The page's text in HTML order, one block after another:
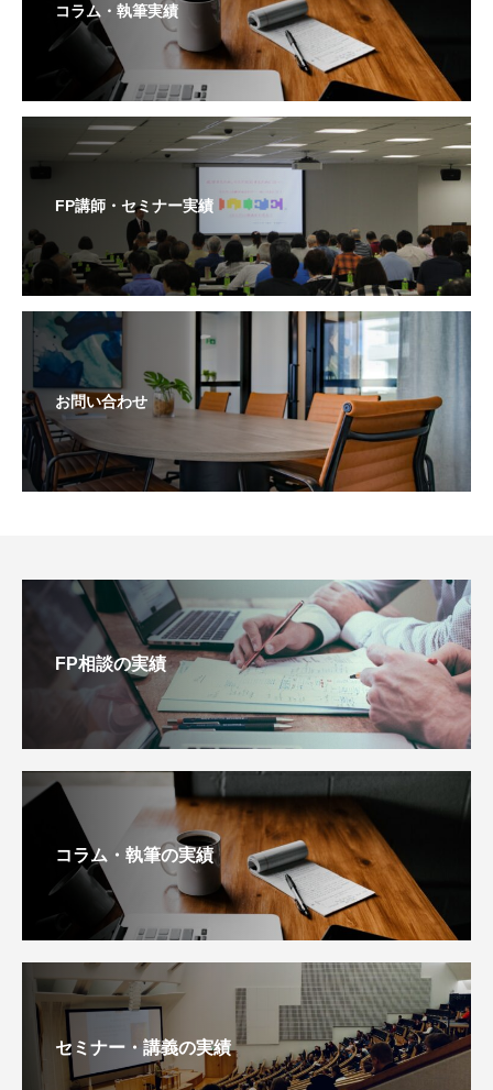
コラム・執筆実績
FP講師・セミナー実績
お問い合わせ
FP相談の実績
コラム・執筆の実績
セミナー・講義の実績